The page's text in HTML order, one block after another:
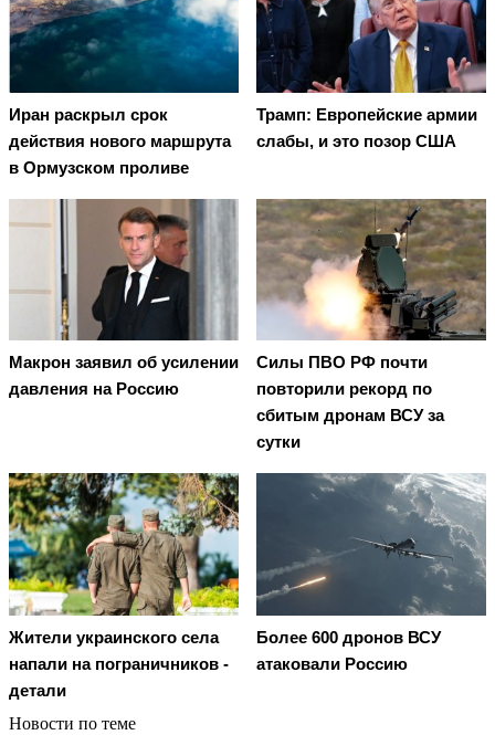
Иран раскрыл срок
действия нового маршрута
в Ормузском проливе
Трамп: Европейские армии
слабы, и это позор США
Макрон заявил об усилении
давления на Россию
Cилы ПВО РФ почти
повторили рекорд по
сбитым дронам ВСУ за
сутки
Жители украинского села
напали на пограничников -
детали
Более 600 дронов ВСУ
атаковали Россию
Новости по теме